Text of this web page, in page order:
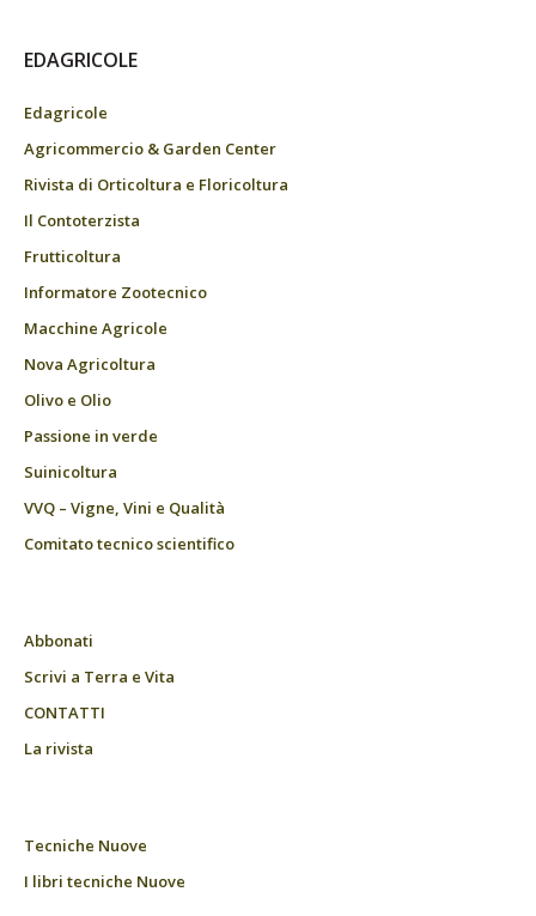
EDAGRICOLE
Edagricole
Agricommercio & Garden Center
Rivista di Orticoltura e Floricoltura
Il Contoterzista
Frutticoltura
Informatore Zootecnico
Macchine Agricole
Nova Agricoltura
Olivo e Olio
Passione in verde
Suinicoltura
VVQ – Vigne, Vini e Qualità
Comitato tecnico scientifico
Abbonati
Scrivi a Terra e Vita
CONTATTI
La rivista
Tecniche Nuove
I libri tecniche Nuove